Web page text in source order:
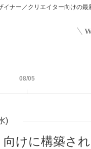
ナー／クリエイター向けの最
08/05
)
向けに構築さ